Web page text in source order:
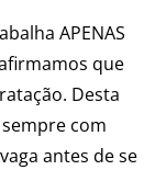
APENAS
que
Desta
com
antes de se